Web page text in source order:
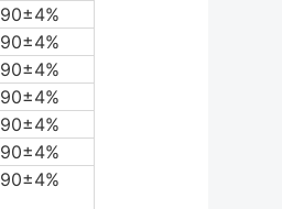
90±4%
90±4%
90±4%
90±4%
90±4%
90±4%
90±4%